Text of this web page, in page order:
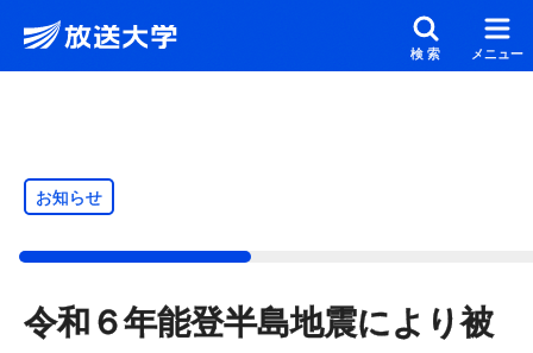
メインコンテンツにスキップ
検索 メニュー
お知らせ
令和６年能登半島地震により被